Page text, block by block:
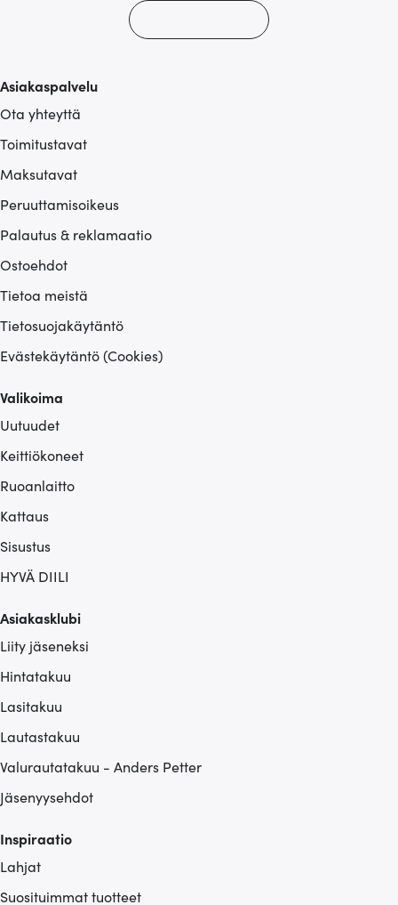
Asiakaspalvelu
Ota yhteyttä
Toimitustavat
Maksutavat
Peruuttamisoikeus
Palautus & reklamaatio
Ostoehdot
Tietoa meistä
Tietosuojakäytäntö
Evästekäytäntö (Cookies)
Valikoima
Uutuudet
Keittiökoneet
Ruoanlaitto
Kattaus
Sisustus
HYVÄ DIILI
Asiakasklubi
Liity jäseneksi
Hintatakuu
Lasitakuu
Lautastakuu
Valurautatakuu - Anders Petter
Jäsenyysehdot
Inspiraatio
Lahjat
Suosituimmat tuotteet